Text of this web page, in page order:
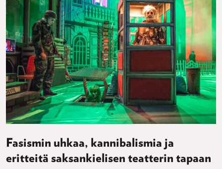
Fasismin uhkaa, kannibalismia ja
eritteitä saksankielisen teatterin tapaan